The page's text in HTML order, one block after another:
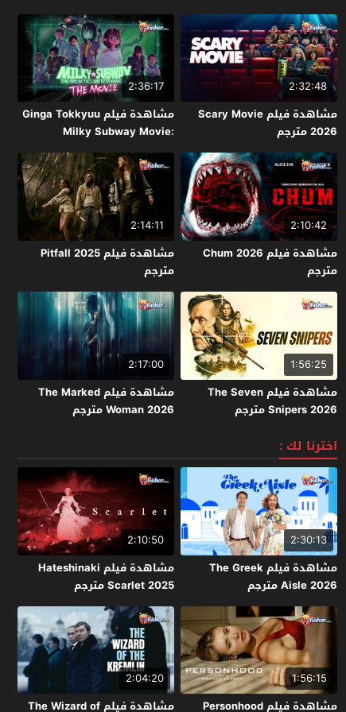
2:32:48
مشاهدة فيلم Scary Movie
2026 مترجم
2:36:17
مشاهدة فيلم Ginga Tokkyuu
Milky Subway Movie:
Kakueki Teisha Gekijou Yuki
2026 مترجم
2:10:42
مشاهدة فيلم Chum 2026
مترجم
2:14:11
مشاهدة فيلم Pitfall 2025
مترجم
1:56:25
مشاهدة فيلم The Seven
Snipers 2026 مترجم
2:17:00
مشاهدة فيلم The Marked
Woman 2026 مترجم
اخترنا لك :
2:30:13
مشاهدة فيلم The Greek
Aisle 2026 مترجم
2:10:50
مشاهدة فيلم Hateshinaki
Scarlet 2025 مترجم
1:56:15
مشاهدة فيلم Personhood
2:04:20
مشاهدة فيلم The Wizard of